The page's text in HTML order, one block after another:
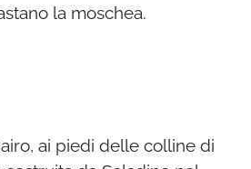
la moschea.
ai piedi delle colline di